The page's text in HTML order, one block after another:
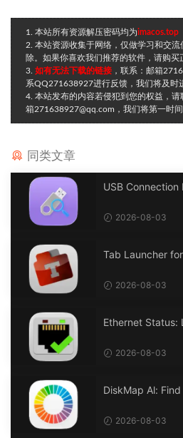
1. 本站所有资源解压密码均为imacos.top
2. 本站资源收集于网络，仅做学习和交
除。如果你喜欢我们推荐的软件，请购买
3. 如有无法下载的链接 ，联系：邮箱
系QQ271638927进行反馈，我们将及时
4. 本站发布的内容若侵犯到您的权益，
箱271638927@qq.com，我们将第一时间
同类文章
USB
2026-08-03
Tab Launcher
2026-08-03
Ethernet Status:
2026-08-03
DiskMap Al:
2026-08-03